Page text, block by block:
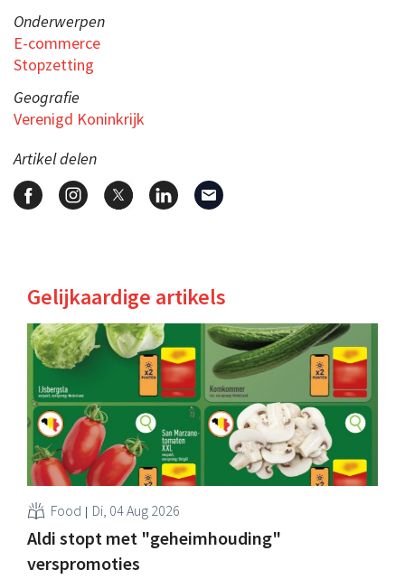
Onderwerpen
E-commerce
Stopzetting
Geografie
Verenigd Koninkrijk
Artikel delen
Gelijkaardige artikels
Food Di, 04 Aug 2026
Aldi stopt met "geheimhouding"
verspromoties